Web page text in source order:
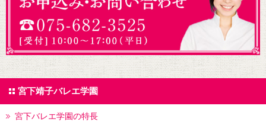
宮下靖子バレエ学園
宮下バレエ学園の特長